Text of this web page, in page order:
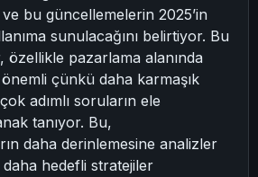
bu güncellemelerin 2025’in
sunulacağını belirtiyor. Bu
özellikle pazarlama alanında
çünkü daha karmaşık
adımlı soruların ele
tanıyor. Bu,
daha derinlemesine analizler
daha hedefli stratejiler